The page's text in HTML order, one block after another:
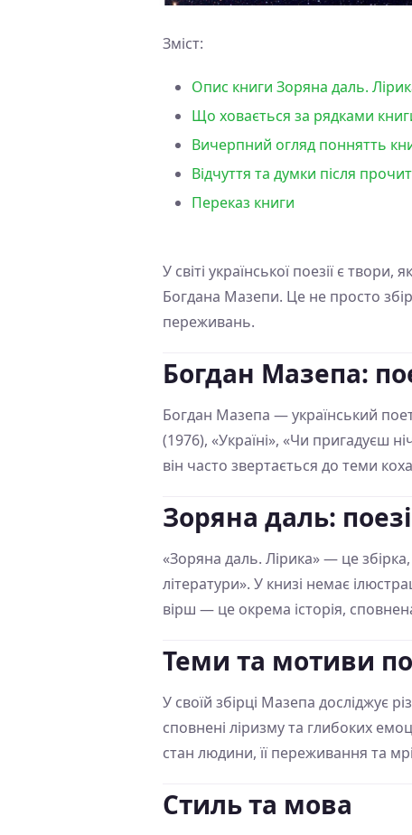
Зміст:
Опис книги Зоряна даль.
Що ховається за рядками
Вичерпний огляд поннятть
Відчуття та думки після
Переказ книги
У світі української поезії є
Богдана Мазепи. Це не просто
переживань.
Богдан Мазепа:
Богдан Мазепа — український
(1976), «Україні», «Чи пригадуєш
він часто звертається до теми
Зоряна даль:
«Зоряна даль. Лірика» — це
літератури». У книзі немає
вірш — це окрема історія,
Теми та мотиви
У своїй збірці Мазепа досліджує
сповнені ліризму та глибоких
стан людини, її переживання та
Стиль та мова